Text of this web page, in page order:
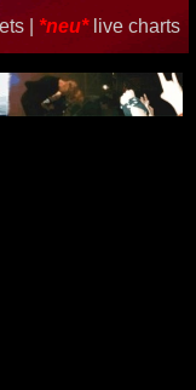
| *neu* live charts